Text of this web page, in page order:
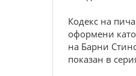
Кодекс на
оформени
на Барни
показан в